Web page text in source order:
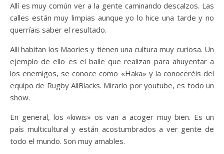
Allí es muy común ver a la gente caminando descalzos. Las
calles están muy limpias aunque yo lo hice una tarde y no
querríais saber el resultado.
Allí habitan los Maories y tienen una cultura muy curiosa. Un
ejemplo de ello es el baile que realizan para ahuyentar a
los enemigos, se conoce como «Haka» y la conoceréis del
equipo de Rugby AllBlacks. Mirarlo por youtube, es todo un
show.
En general, los «kiwis» os van a acoger muy bien. Es un
país multicultural y están acostumbrados a ver gente de
todo el mundo. Son muy amables.